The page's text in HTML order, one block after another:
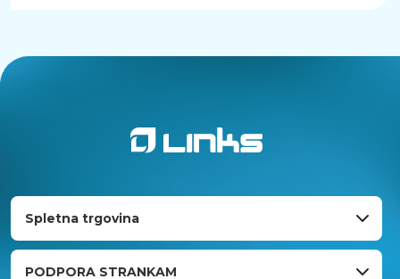
Spletna trgovina
PODPORA STRANKAM